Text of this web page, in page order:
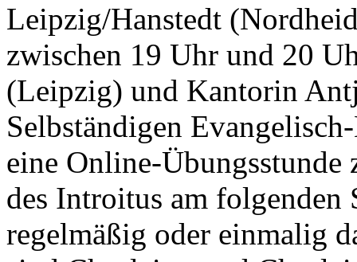
Leipzig/Hanstedt
zwischen 19 Uhr und 20
(Leipzig) und Kantorin
Selbständigen
eine Online-Übungsstunde
des Introitus am folgenden
regelmäßig oder einmalig